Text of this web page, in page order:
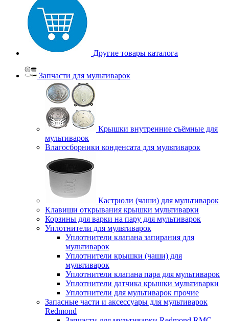
Другие товары каталога
Запчасти для мультиварок
Крышки внутренние съёмные для
мультиварок
Влагосборники конденсата для мультиварок
Кастрюли (чаши) для мультиварок
Клавиши открывания крышки мультиварки
Корзины для варки на пару для мультиварок
Уплотнители для мультиварок
Уплотнители клапана запирания для
мультиварок
Уплотнители крышки (чаши) для
мультиварок
Уплотнители клапана пара для мультиварок
Уплотнители датчика крышки мультиварки
Уплотнители для мультиварок прочие
Запасные части и аксессуары для мультиварок
Redmond